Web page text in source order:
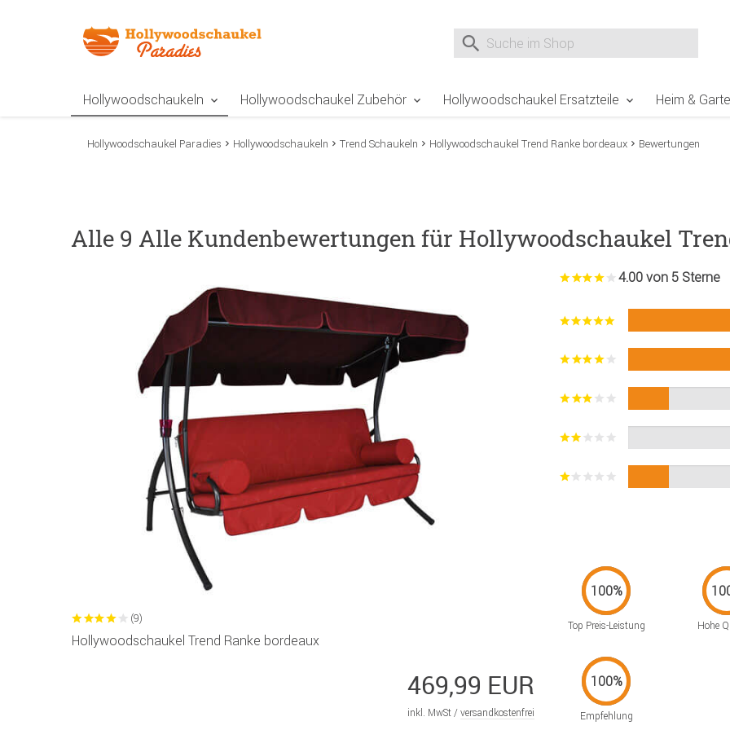
Suche nach
Hollywoodschaukeln Hollywoodschaukel Zubehör Hollywoodschaukel Ersatzteile Heim &
Hollywoodschaukel Paradies Hollywoodschaukeln Trend Schaukeln Hollywoodschaukel Trend Ranke bordeaux Bewertungen
Alle 9 Alle Kundenbewertungen für Hollywoodschaukel
(9)
Hollywoodschaukel Trend Ranke bordeaux
469,99 EUR
inkl. MwSt / versandkostenfrei
4.00 von 5 Sterne
Top Preis-Leistung Hohe
Empfehlung